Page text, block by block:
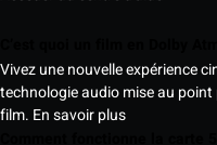
Vivez une nouvelle expérience
technologie audio mise au
film. En savoir plus